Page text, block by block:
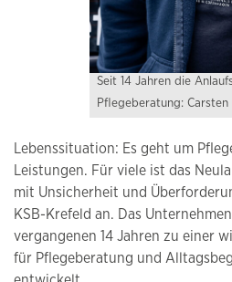
Seit 14 Jahren die
Pflegeberatung: Carsten
Lebenssituation: Es geht um
Leistungen. Für viele ist das
mit Unsicherheit und
KSB-Krefeld an. Das
vergangenen 14 Jahren zu einer
für Pflegeberatung und